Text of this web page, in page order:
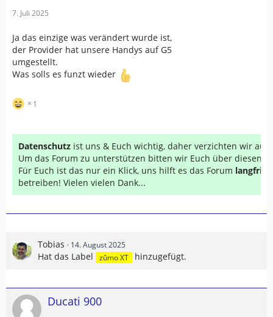
7. Juli 2025
Ja das einzige was verändert wurde ist,
der Provider hat unsere Handys auf G5
umgestellt.
Was solls es funzt wieder
1
Datenschutz ist uns & Euch wichtig, daher verzichten wir auf
Um das Forum zu unterstützen bitten wir Euch über diesen
Für Euch ist das nur ein Klick, uns hilft es das Forum
betreiben! Vielen vielen Dank...
Tobias 14. August 2025
Hat das Label zûmo XT hinzugefügt.
Ducati 900